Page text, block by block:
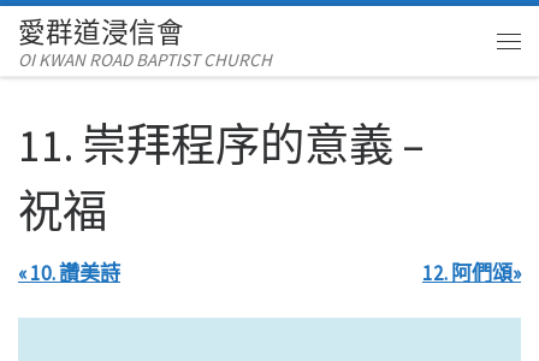
Skip to content
愛群道浸信會
OI KWAN ROAD BAPTIST CHURCH
11. 崇拜程序的意義 –
祝福
« 10. 讚美詩 12. 阿們頌»